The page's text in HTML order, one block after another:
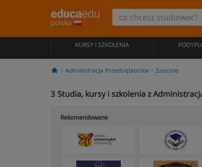
polska
KURSY I SZKOLENIA
Administracja Przedsiębiorstw Zaoczne
3 Studia, kursy i szkolenia z
Rekomendowane